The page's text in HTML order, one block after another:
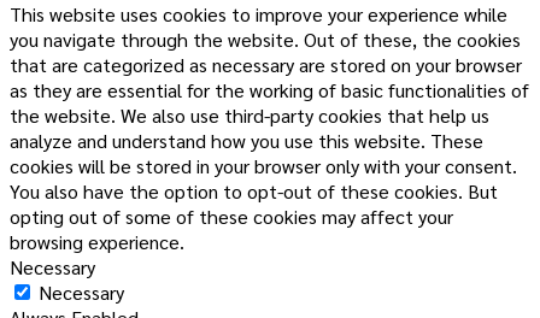
This website uses cookies to improve your experience while
you navigate through the website. Out of these, the cookies
that are categorized as necessary are stored on your browser
as they are essential for the working of basic functionalities of
the website. We also use third-party cookies that help us
analyze and understand how you use this website. These
cookies will be stored in your browser only with your consent.
You also have the option to opt-out of these cookies. But
opting out of some of these cookies may affect your
browsing experience.
Necessary
Necessary